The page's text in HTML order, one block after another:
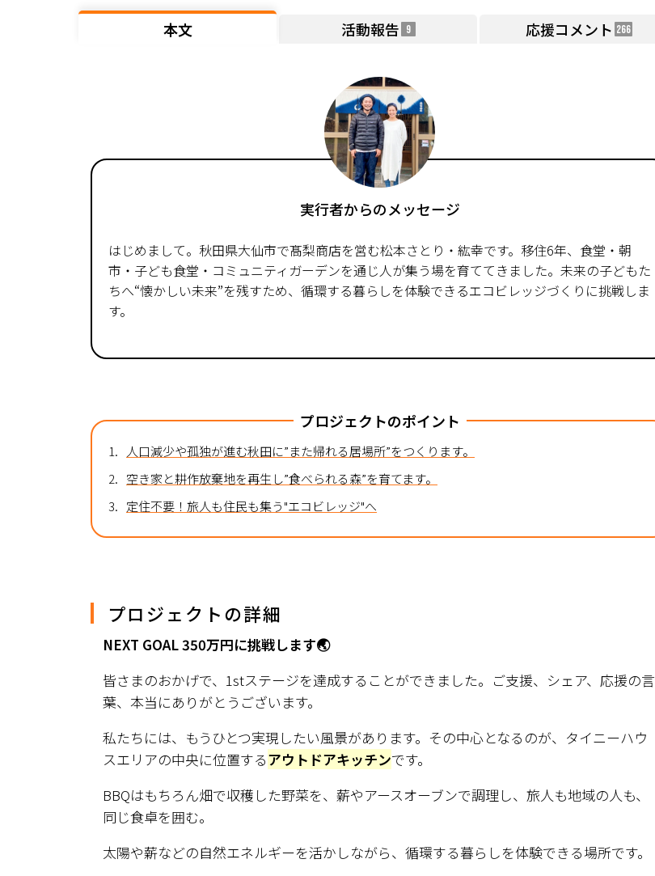
本文 活動報告 9 応援コメント 266
実行者からのメッセージ
はじめまして。秋田県大仙市で髙梨商店を営む松本さとり・紘幸です。移住6年、食堂・朝
市・子ども食堂・コミュニティガーデンを通じ人が集う場を育ててきました。未来の子どもた
ちへ“懐かしい未来”を残すため、循環する暮らしを体験できるエコビレッジづくりに挑戦しま
す。
プロジェクトのポイント
1.
人口減少や孤独が進む秋田に”また帰れる居場所”をつくります。
2. 空き家と耕作放棄地を再生し”食べられる森”を育てます。
3. 定住不要！旅人も住民も集う"エコビレッジ"へ
プロジェクトの詳細
NEXT GOAL 350万円に挑戦します🌏
皆さまのおかげで、1stステージを達成することができました。ご支援、シェア、応援の言
葉、本当にありがとうございます。
私たちには、もうひとつ実現したい風景があります。その中心となるのが、タイニーハウ
スエリアの中央に位置するアウトドアキッチンです。
BBQはもちろん畑で収穫した野菜を、薪やアースオーブンで調理し、旅人も地域の人も、
同じ食卓を囲む。
太陽や薪などの自然エネルギーを活かしながら、循環する暮らしを体験できる場所です。